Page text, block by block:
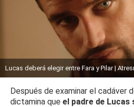
Lucas deberá elegir entre Fara y Pilar |
Después de examinar el cadáver
dictamina que el padre de Lucas